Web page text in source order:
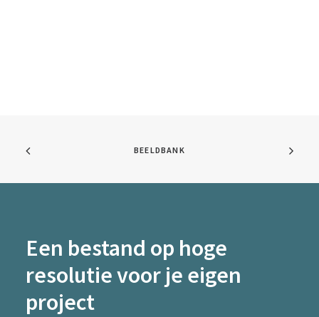
BEELDBANK
Een bestand op hoge
resolutie voor je eigen
project